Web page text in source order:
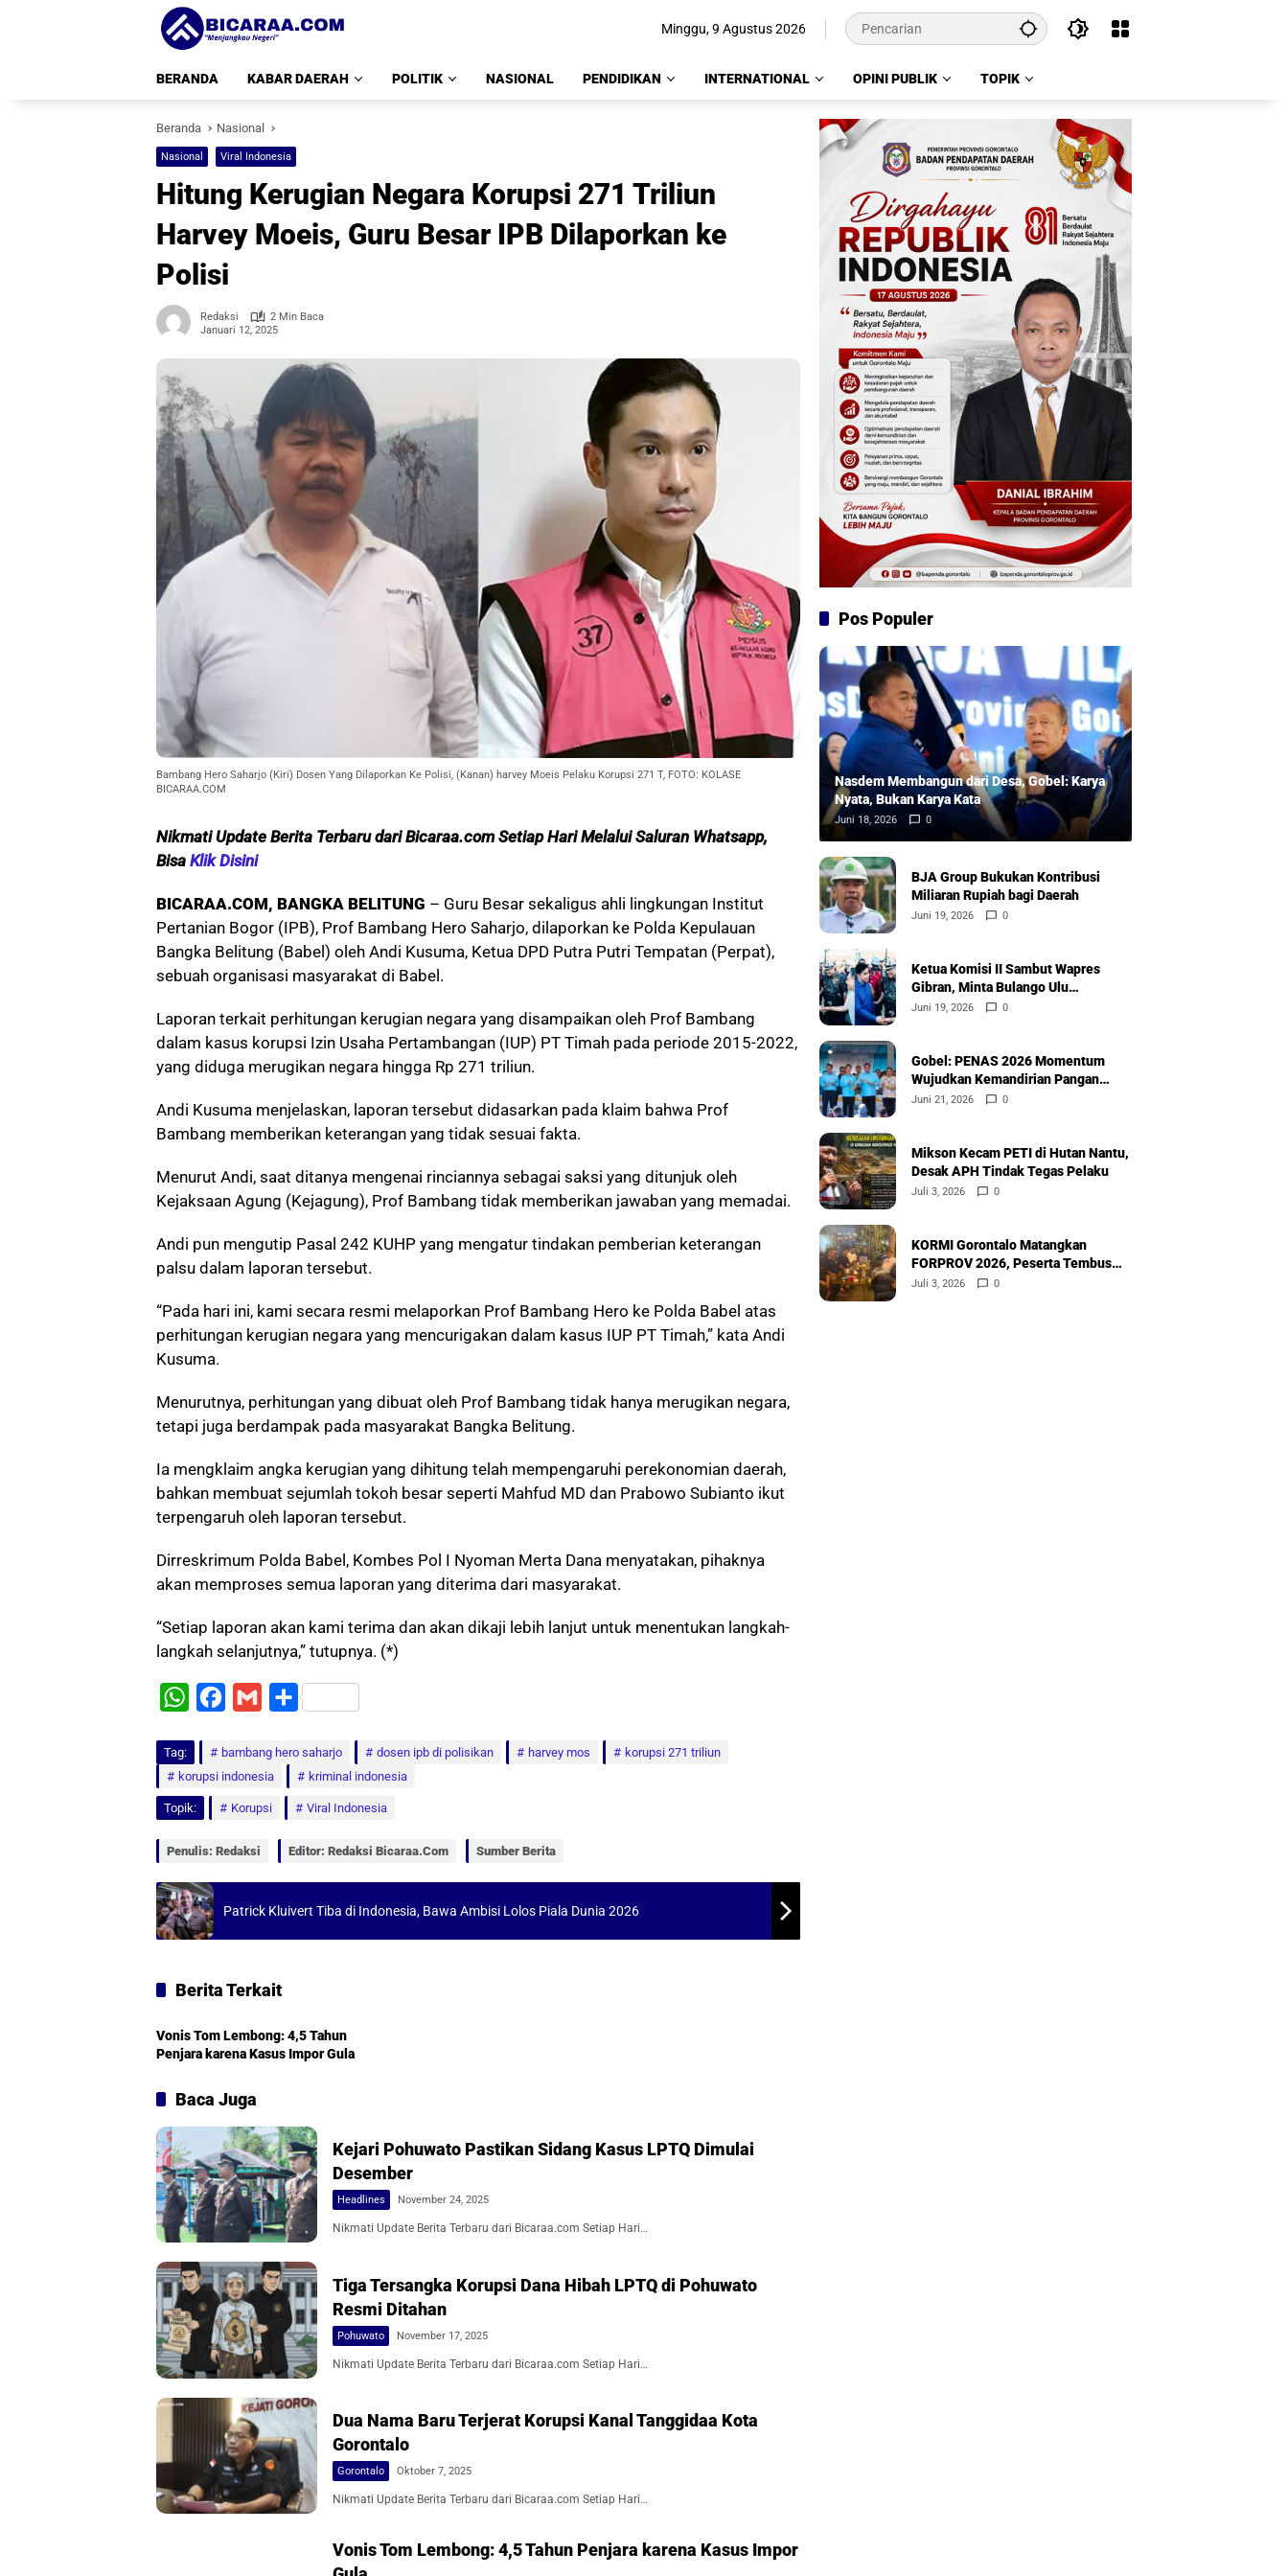
Minggu, 9 Agustus 2026
BERANDA KABAR DAERAH POLITIK NASIONAL PENDIDIKAN INTERNATIONAL OPINI PUBLIK TOPIK
Beranda Nasional
Nasional Viral Indonesia
Hitung Kerugian Negara Korupsi 271 Triliun
Harvey Moeis, Guru Besar IPB Dilaporkan ke
Polisi
Redaksi
2 Min Baca
Januari 12, 2025
Bambang Hero Saharjo (Kiri) Dosen Yang Dilaporkan Ke Polisi, (Kanan) harvey Moeis Pelaku Korupsi 271 T, FOTO: KOLASE
BICARAA.COM
Nikmati Update Berita Terbaru dari Bicaraa.com Setiap Hari Melalui Saluran Whatsapp,
Bisa Klik Disini
BICARAA.COM, BANGKA BELITUNG – Guru Besar sekaligus ahli lingkungan Institut
Pertanian Bogor (IPB), Prof Bambang Hero Saharjo, dilaporkan ke Polda Kepulauan
Bangka Belitung (Babel) oleh Andi Kusuma, Ketua DPD Putra Putri Tempatan (Perpat),
sebuah organisasi masyarakat di Babel.
Laporan terkait perhitungan kerugian negara yang disampaikan oleh Prof Bambang
dalam kasus korupsi Izin Usaha Pertambangan (IUP) PT Timah pada periode 2015-2022,
yang diduga merugikan negara hingga Rp 271 triliun.
Andi Kusuma menjelaskan, laporan tersebut didasarkan pada klaim bahwa Prof
Bambang memberikan keterangan yang tidak sesuai fakta.
Menurut Andi, saat ditanya mengenai rinciannya sebagai saksi yang ditunjuk oleh
Kejaksaan Agung (Kejagung), Prof Bambang tidak memberikan jawaban yang memadai.
Andi pun mengutip Pasal 242 KUHP yang mengatur tindakan pemberian keterangan
palsu dalam laporan tersebut.
“Pada hari ini, kami secara resmi melaporkan Prof Bambang Hero ke Polda Babel atas
perhitungan kerugian negara yang mencurigakan dalam kasus IUP PT Timah,” kata Andi
Kusuma.
Menurutnya, perhitungan yang dibuat oleh Prof Bambang tidak hanya merugikan negara,
tetapi juga berdampak pada masyarakat Bangka Belitung.
Ia mengklaim angka kerugian yang dihitung telah mempengaruhi perekonomian daerah,
bahkan membuat sejumlah tokoh besar seperti Mahfud MD dan Prabowo Subianto ikut
terpengaruh oleh laporan tersebut.
Dirreskrimum Polda Babel, Kombes Pol I Nyoman Merta Dana menyatakan, pihaknya
akan memproses semua laporan yang diterima dari masyarakat.
“Setiap laporan akan kami terima dan akan dikaji lebih lanjut untuk menentukan langkah-
langkah selanjutnya,” tutupnya. (*)
W
t
s
p
c
e
b
a
i
l
S
a
r
e
Tag: bambang hero saharjo dosen ipb di polisikan harvey mos
korupsi 271 triliun
korupsi indonesia
kriminal indonesia
Topik: Korupsi Viral Indonesia
Penulis: Redaksi Editor: Redaksi Bicaraa.com Sumber Berita
Patrick Kluivert Tiba di Indonesia, Bawa Ambisi Lolos Piala Dunia 2026
Berita Terkait
Nasional
Vonis Tom Lembong: 4,5 Tahun
Penjara karena Kasus Impor Gula
Baca Juga
Kejari Pohuwato Pastikan Sidang Kasus LPTQ Dimulai
Desember
Headlines November 24, 2025
Nikmati Update Berita Terbaru dari Bicaraa.com Setiap Hari…
Tiga Tersangka Korupsi Dana Hibah LPTQ di Pohuwato
Resmi Ditahan
Pohuwato November 17, 2025
Nikmati Update Berita Terbaru dari Bicaraa.com Setiap Hari…
Dua Nama Baru Terjerat Korupsi Kanal Tanggidaa Kota
Gorontalo
Gorontalo Oktober 7, 2025
Nikmati Update Berita Terbaru dari Bicaraa.com Setiap Hari…
Vonis Tom Lembong: 4,5 Tahun Penjara karena Kasus Impor
Pos Populer
Nasdem Membangun dari Desa, Gobel: Karya
Nyata, Bukan Karya Kata
Juni 18, 2026 0
BJA Group Bukukan Kontribusi
Miliaran Rupiah bagi Daerah
Juni 19, 2026 0
Ketua Komisi II Sambut Wapres
Gibran, Minta Bulango Ulu
Diprioritaskan
Juni 19, 2026 0
Gobel: PENAS 2026 Momentum
Wujudkan Kemandirian Pangan
Nasional
Juni 21, 2026 0
Mikson Kecam PETI di Hutan Nantu,
Desak APH Tindak Tegas Pelaku
Juli 3, 2026 0
KORMI Gorontalo Matangkan
FORPROV 2026, Peserta Tembus
600
Juli 3, 2026 0